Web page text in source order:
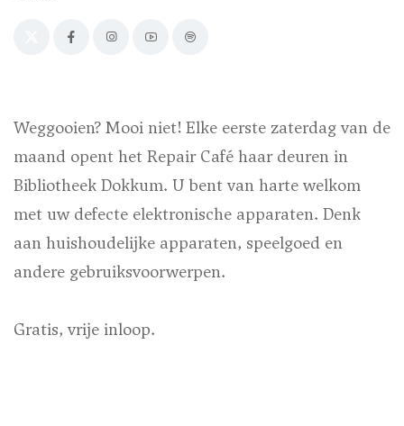
Weggooien? Mooi niet! Elke eerste zaterdag van de
maand opent het Repair Café haar deuren in
Bibliotheek Dokkum. U bent van harte welkom
met uw defecte elektronische apparaten. Denk
aan huishoudelijke apparaten, speelgoed en
andere gebruiksvoorwerpen.
Gratis, vrije inloop.